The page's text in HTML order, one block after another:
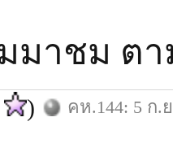
มาชม ตา
) คห.144: 5 ก.